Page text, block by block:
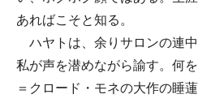
あればこそと知る。
ハヤトは、余りサロンの連中
私が声を潜めながら諭す。何
＝クロード・モネの大作の睡